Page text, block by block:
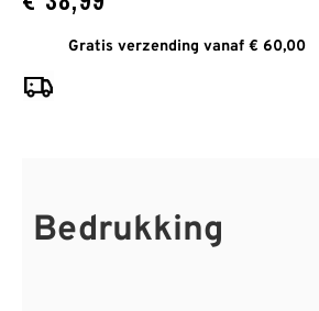
Gratis verzending vanaf € 60,00
Bedrukking